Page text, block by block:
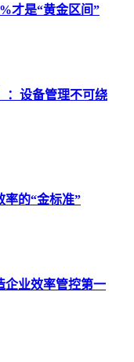
才是“黄金区间”
：设备管理不可绕
率的“金标准”
企业效率管控第一